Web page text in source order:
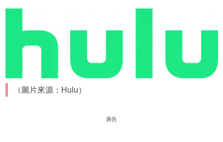
（圖片來源：Hulu）
廣告